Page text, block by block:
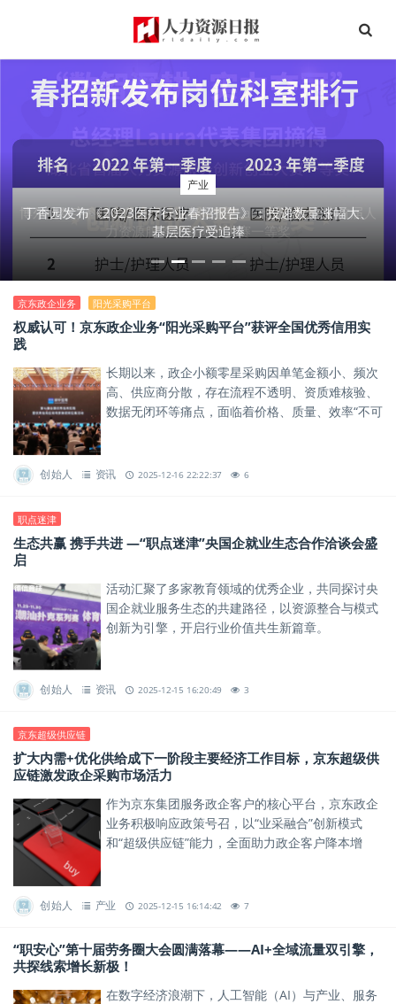
产业
博尔捷数字科技集团-欧孚科技总经理Laura摘得湖北省首届人
力资源服务创新创业大赛一等奖
产业
丁香园发布《2023医疗行业春招报告》：投递数量涨幅大、
基层医疗受追捧
京东政企业务 阳光采购平台
权威认可！京东政企业务“阳光采购平台”获评全国优秀信用实
践
长期以来，政企小额零星采购因单笔金额小、频次
高、供应商分散，存在流程不透明、资质难核验、
数据无闭环等痛点，面临着价格、质量、效率“不可
创始人 资讯 2025-12-16 22:22:37 6
职点迷津
生态共赢 携手共进 —“职点迷津”央国企就业生态合作洽谈会盛
启
活动汇聚了多家教育领域的优秀企业，共同探讨央
国企就业服务生态的共建路径，以资源整合与模式
创新为引擎，开启行业价值共生新篇章。
创始人 资讯 2025-12-15 16:20:49 3
京东超级供应链
扩大内需+优化供给成下一阶段主要经济工作目标，京东超级供
应链激发政企采购市场活力
作为京东集团服务政企客户的核心平台，京东政企
业务积极响应政策号召，以“业采融合”创新模式
和“超级供应链”能力，全面助力政企客户降本增
创始人 产业 2025-12-15 16:14:42 7
“职安心”第十届劳务圈大会圆满落幕——AI+全域流量双引擎，
共探线索增长新极！
在数字经济浪潮下，人工智能（AI）与产业、服务